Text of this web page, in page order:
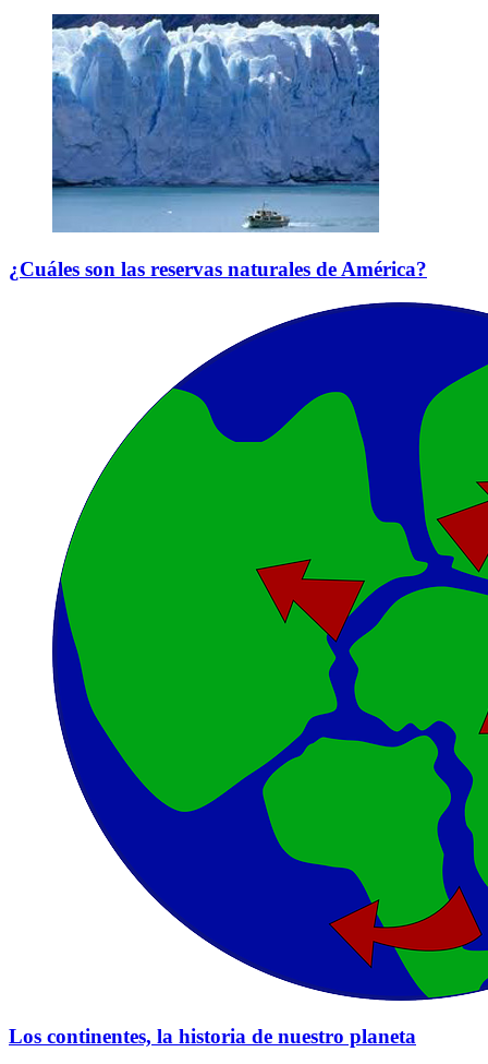
¿Cuáles son las reservas naturales de América?
Los continentes, la historia de nuestro planeta